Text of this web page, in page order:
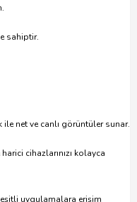
sahiptir.
net ve canlı görüntüler sunar.
cihazlarınızı kolayca
uygulamalara erişim